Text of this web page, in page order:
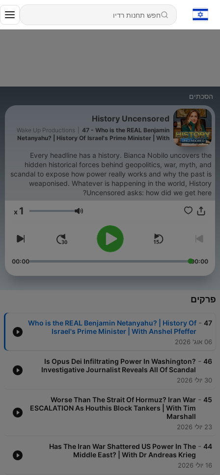
הסכתים
History Uncensored
Wake Up Productions
47 - Who is the REAL Benjamin
Netanyahu? | History Of Israel's Prime Minister | With
Every headline has a history. Bianca Nobilo uncovers the
hidden historical forces behind geopolitics, war, myth, and
scandal to expose how power really works and why the past is
weaponised. Whatever is happening in the world, History
Uncensored asks: how did we get here?
עוצמת שמע 1
00:00
00:00
פרקים
47
-
Who is the REAL Benjamin Netanyahu? | History Of
Israel's Prime Minister | With Anshel Pfeffer
06 אוג' 2026
46
-
Is Opus Dei Infiltrating Power In Washington?
Investigative Journalist Reveals All Of Scandal
30 יולי 2026
45
-
Worse Than The Strait Of Hormuz? Iran War
ESCALATION As Houthis Block Tankers | With Tim
Marshall
23 יולי 2026
44
-
Has The Iran War Shattered US Power In The
Middle East? | With Dr Andreas Krieg
16 יולי 2026